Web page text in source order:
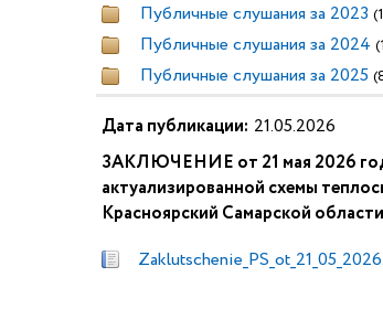
Публичные слушания за 2023
Публичные слушания за 2024
Публичные слушания за 2025
Дата публикации: 21.05.2026
ЗАКЛЮЧЕНИЕ от 21 мая 2026
актуализированной схемы
Красноярский Самарской